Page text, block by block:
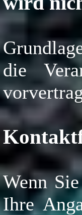
die
Wenn
Ihre